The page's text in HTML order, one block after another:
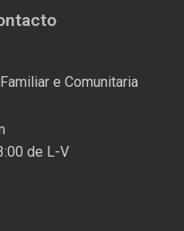
e Comunitaria
de L-V